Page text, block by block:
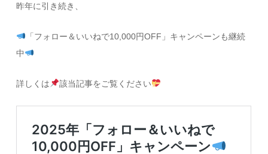
昨年に引き続き、
「フォロー＆いいねで10,000円OFF」キャンペーンも継続
中
詳しくは 該当記事をご覧ください